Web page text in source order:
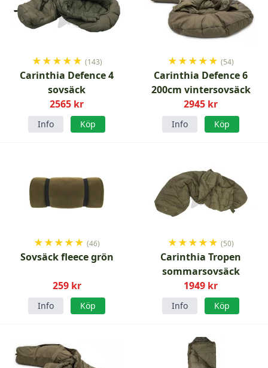
★★★★★ (143)
Carinthia Defence 4
sovsäck
2565 kr
Info Köp
★★★★★ (54)
Carinthia Defence 6
200cm vintersovsäck
2945 kr
Info Köp
★★★★★ (46)
Sovsäck fleece grön
259 kr
Info Köp
★★★★★ (50)
Carinthia Tropen
sommarsovsäck
1949 kr
Info Köp